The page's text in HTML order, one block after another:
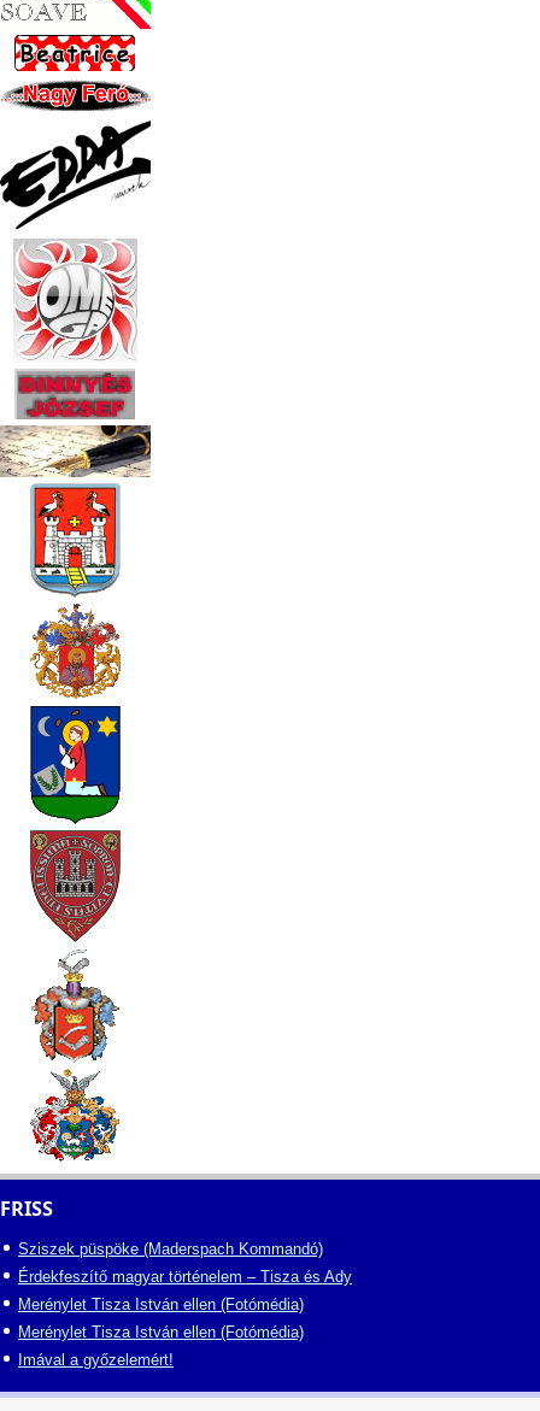
FRISS
Sziszek püspöke (Maderspach Kommandó)
Érdekfeszítő magyar történelem – Tisza és Ady
Merénylet Tisza István ellen (Fotómédia)
Merénylet Tisza István ellen (Fotómédia)
Imával a győzelemért!